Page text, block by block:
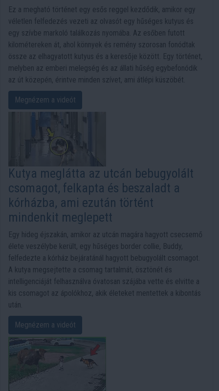
Ez a megható történet egy esős reggel kezdődik, amikor egy
véletlen felfedezés vezeti az olvasót egy hűséges kutyus és
egy szívbe markoló találkozás nyomába. Az esőben futott
kilométereken át, ahol könnyek és remény szorosan fonódtak
össze az elhagyatott kutyus és a keresője között. Egy történet,
melyben az emberi melegség és az állati hűség egybefonódik
az út közepén, érintve minden szívet, ami átlépi küszöbét.
Megnézem a videót
Kutya meglátta az utcán bebugyolált
csomagot, felkapta és beszaladt a
kórházba, ami ezután történt
mindenkit meglepett
Egy hideg éjszakán, amikor az utcán magára hagyott csecsemő
élete veszélybe került, egy hűséges border collie, Buddy,
felfedezte a kórház bejáratánál hagyott bebugyolált csomagot.
A kutya megsejtette a csomag tartalmát, ösztönét és
intelligenciáját felhasználva óvatosan szájába vette és elvitte a
kis csomagot az ápolókhoz, akik életeket mentettek a kibontás
után.
Megnézem a videót